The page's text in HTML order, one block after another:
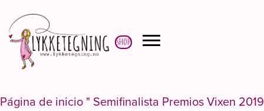
Shop
Página de inicio " Semifinalista Premios Vixen 2019